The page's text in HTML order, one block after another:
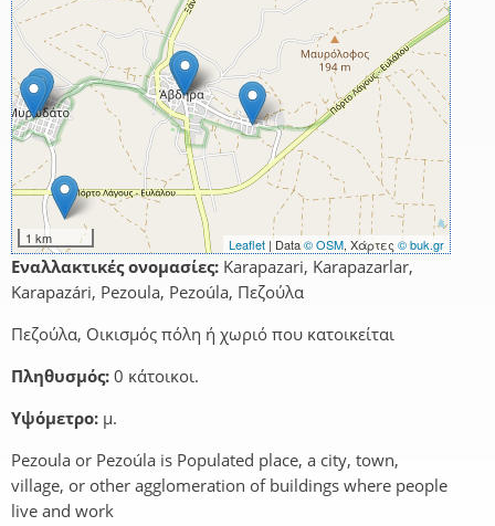
1 km Leaflet | Data© OSM, Χάρτες © buk.gr
Εναλλακτικές ονομασίες: Karapazari, Karapazarlar,
Karapazári, Pezoula, Pezoúla, Πεζούλα
Πεζούλα, Οικισμός πόλη ή χωριό που κατοικείται
Πληθυσμός: 0 κάτοικοι.
Υψόμετρο: μ.
Pezoula or Pezoúla is Populated place, a city, town,
village, or other agglomeration of buildings where people
live and work